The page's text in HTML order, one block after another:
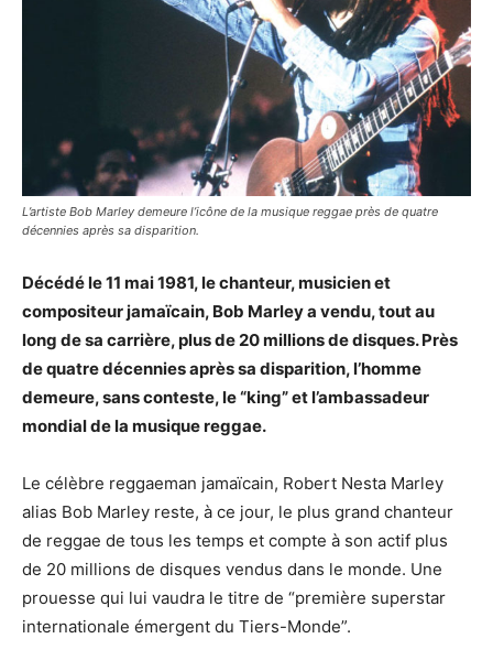
L’artiste Bob Marley demeure l’icône de la musique reggae près de quatre
décennies après sa disparition.
Décédé le 11 mai 1981, le chanteur, musicien et
compositeur jamaïcain, Bob Marley a vendu, tout au
long de sa carrière, plus de 20 millions de disques. Près
de quatre décennies après sa disparition, l’homme
demeure, sans conteste, le “king” et l’ambassadeur
mondial de la musique reggae.
Le célèbre reggaeman jamaïcain, Robert Nesta Marley
alias Bob Marley reste, à ce jour, le plus grand chanteur
de reggae de tous les temps et compte à son actif plus
de 20 millions de disques vendus dans le monde. Une
prouesse qui lui vaudra le titre de “première superstar
internationale émergent du Tiers-Monde”.